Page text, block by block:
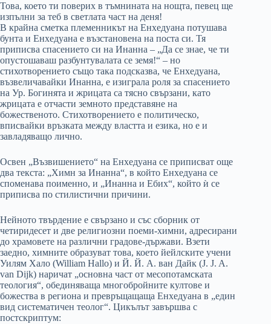
Това, което ти поверих в тъмнината на нощта, певец ще
изпълни за теб в светлата част на деня!
В крайна сметка племенникът на Енхедуана потушава
бунта и Енхедуана е възстановена на поста си. Тя
приписва спасението си на Инанна – „Да се знае, че ти
опустошаваш разбунтувалата се земя!“ – но
стихотворението също така подсказва, че Енхедуана,
възвеличавайки Инанна, е изиграла роля за спасението
на Ур. Богинята и жрицата са тясно свързани, като
жрицата е отчасти земното представяне на
божественото. Стихотворението е политическо,
вписвайки връзката между властта и езика, но е и
завладяващо лично.
Освен „Възвишението“ на Енхедуана се приписват още
два текста: „Химн за Инанна“, в който Енхедуана се
споменава поименно, и „Инанна и Ебих“, който ѝ се
приписва по стилистични причини.
Нейното твърдение е свързано и със сборник от
четиридесет и две религиозни поеми-химни, адресирани
до храмовете на различни градове-държави. Взети
заедно, химните образуват това, което йейлските учени
Уилям Хало (William Hallo) и Й. Й. А. ван Дайк (J. J. A.
van Dijk) наричат „основна част от месопотамската
теология“, обединяваща многобройните култове и
божества в региона и превръщащаща Енхедуана в „един
вид систематичен теолог“. Цикълът завършва с
постскриптум: